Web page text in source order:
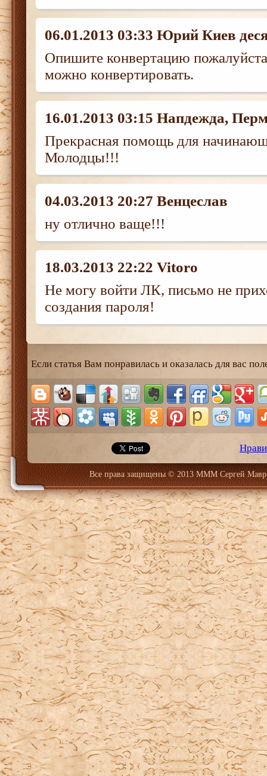
06.01.2013 03:33 Юрий Киев
Опишите конвертацию
можно конвертировать.
16.01.2013 03:15 Напдежда,
Прекрасная помощь для
Молодцы!!!
04.03.2013 20:27 Венцеслав
ну отлично ваще!!!
18.03.2013 22:22 Vitoro
Не могу войти ЛК, письмо не
создания пароля!
Если статья Вам понравилась и оказалась для вас
Все права защищены © 2013 МММ Сергей